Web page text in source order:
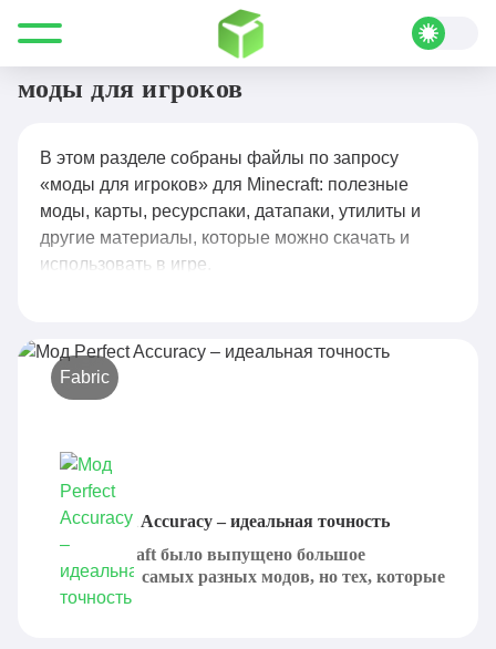
Все для Minecraft моды для игроков
моды для игроков
В этом разделе собраны файлы по запросу
«моды для игроков» для Minecraft: полезные
моды, карты, ресурспаки, датапаки, утилиты и
другие материалы, которые можно скачать и
использовать в игре.
Fabric
Мод Perfect Accuracy – идеальная точность
Для Minecraft было выпущено большое
количество самых разных модов, но тех, которые
способны...